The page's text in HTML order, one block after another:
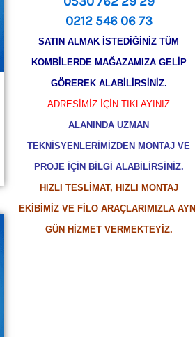
0212 546 06 73
SATIN ALMAK İSTEDİĞİNİZ TÜM
KOMBİLERDE MAĞAZAMIZA GELİP
GÖREREK ALABİLİRSİNİZ.
ADRESİMİZ İÇİN TIKLAYINIZ
ALANINDA UZMAN
TEKNİSYENLERİMİZDEN MONTAJ VE
PROJE İÇİN BİLGİ ALABİLİRSİNİZ.
HIZLI TESLİMAT, HIZLI MONTAJ
EKİBİMİZ VE FİLO ARAÇLARIMIZLA AYNI
GÜN HİZMET VERMEKTEYİZ.